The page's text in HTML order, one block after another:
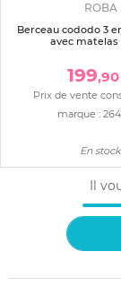
ROBA
Berceau cododo 3
avec matelas
199
Prix de vente
marque :264
En stock
Il